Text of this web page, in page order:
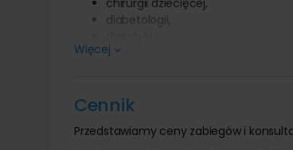
chirurgii dziecięcej,
diabetologii,
fizjoterapii,
logopedii i neurologopedii,
medycyny laserowej,
Więcej
Cennik
Przedstawiamy ceny zabiegów i